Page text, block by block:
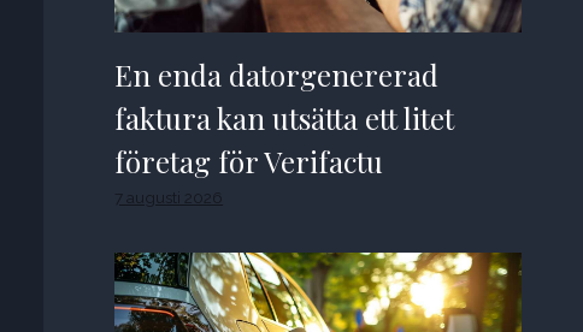
En enda datorgenererad
faktura kan utsätta ett litet
företag för Verifactu
7 augusti 2026